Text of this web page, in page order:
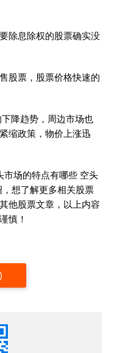
除息除权的股票确实没
股票，股票价格快速的
降趋势，周边市场也
缩政策，物价上涨迅
市场的特点有哪些 空头
想了解更多相关股票
他股票文章，以上内容
慎！
)